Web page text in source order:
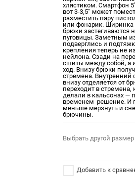
хлястиком. Смартфон
вот 3-3,5″ может
разместить пару
или фонарик.
брюки застегиваются
пуговицы. Заметным
подверглись и
крепления теперь не
нейлона. Сзади на
сшиты между собой, а
ход. Внизу брюки
стремена. Внутренний
внизу отделяется от
переходит в стремена,
делали в кальсонах —
временем решение. И
меньше мерзнуть и
брючины.
Выбрать другой размер
Добавить к